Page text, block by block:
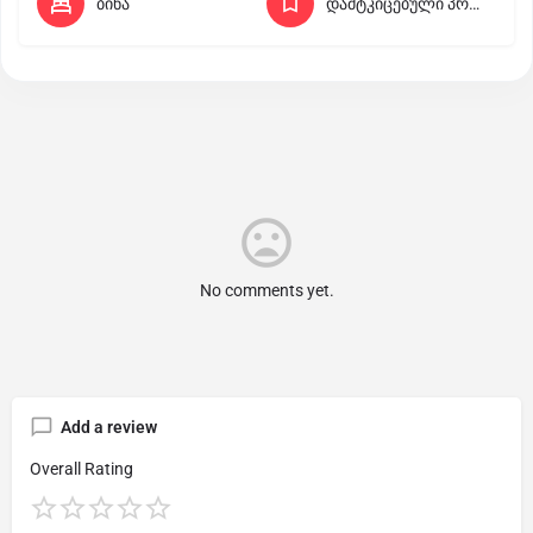
No comments yet.
Add a review
Overall Rating